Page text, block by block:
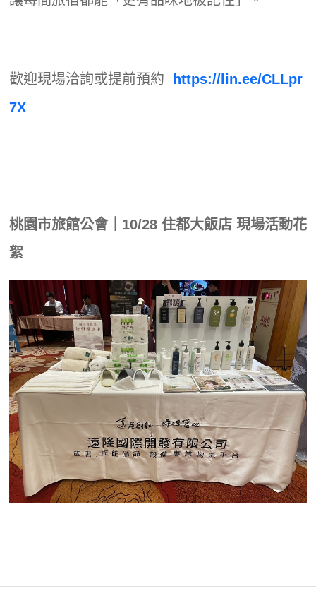
歡迎現場洽詢或提前預約
https://lin.ee/CLLpr
7X
桃園市旅館公會｜10/28 住都大飯店 現場活動花
絮